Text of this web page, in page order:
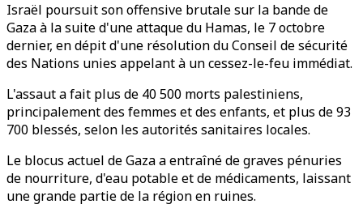
Israël poursuit son offensive brutale sur la bande de
Gaza à la suite d'une attaque du Hamas, le 7 octobre
dernier, en dépit d'une résolution du Conseil de sécurité
des Nations unies appelant à un cessez-le-feu immédiat.
L'assaut a fait plus de 40 500 morts palestiniens,
principalement des femmes et des enfants, et plus de 93
700 blessés, selon les autorités sanitaires locales.
Le blocus actuel de Gaza a entraîné de graves pénuries
de nourriture, d'eau potable et de médicaments, laissant
une grande partie de la région en ruines.